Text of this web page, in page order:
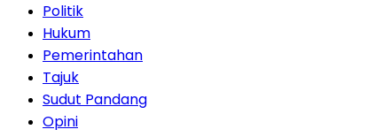
Politik
Hukum
Pemerintahan
Tajuk
Sudut Pandang
Opini